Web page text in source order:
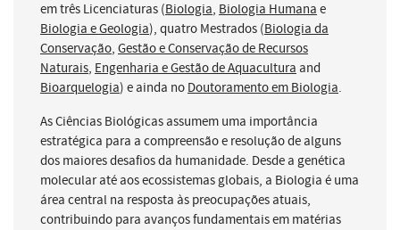
em três Licenciaturas (Biologia, Biologia Humana e
Biologia e Geologia), quatro Mestrados (Biologia da
Conservação, Gestão e Conservação de Recursos
Naturais, Engenharia e Gestão de Aquacultura and
Bioarquelogia) e ainda no Doutoramento em Biologia.
As Ciências Biológicas assumem uma importância
estratégica para a compreensão e resolução de alguns
dos maiores desafios da humanidade. Desde a genética
molecular até aos ecossistemas globais, a Biologia é uma
área central na resposta às preocupações atuais,
contribuindo para avanços fundamentais em matérias